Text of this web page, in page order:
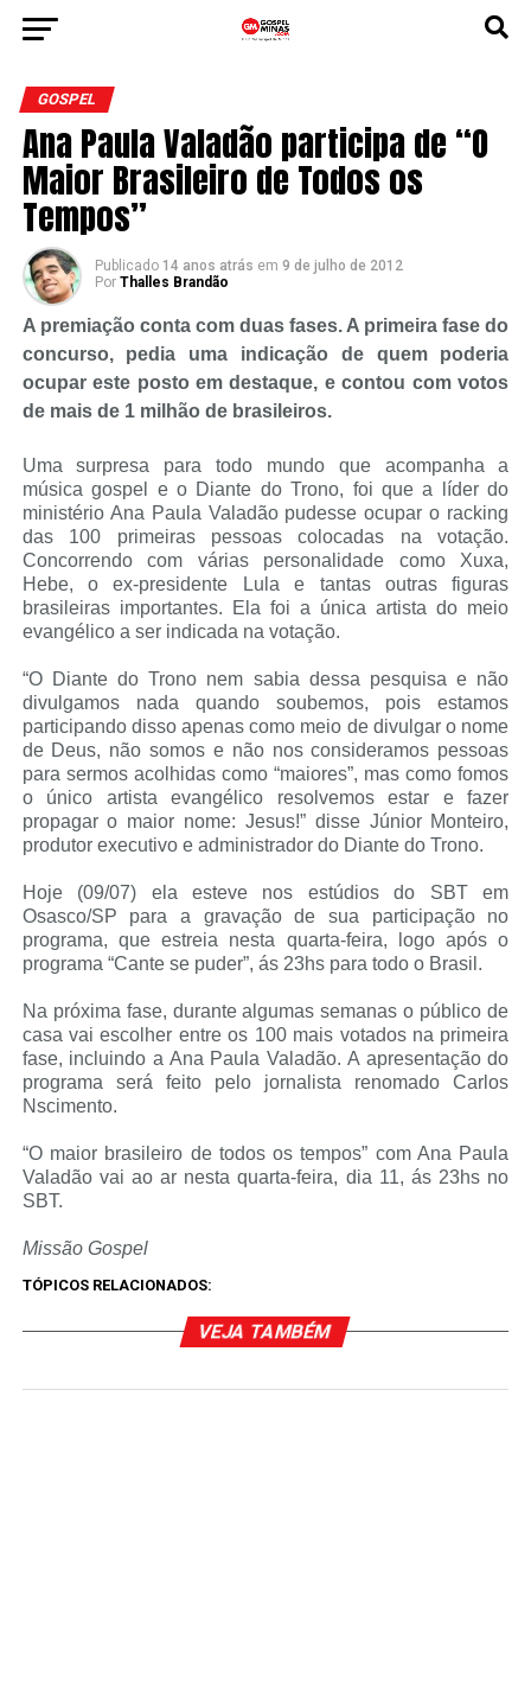
GOSPEL
Ana Paula Valadão participa de “O
Maior Brasileiro de Todos os
Tempos”
Publicado 14 anos atrás em 9 de julho de 2012
Por Thalles Brandão
A premiação conta com duas fases. A primeira fase do
concurso, pedia uma indicação de quem poderia
ocupar este posto em destaque, e contou com votos
de mais de 1 milhão de brasileiros.
Uma surpresa para todo mundo que acompanha a
música gospel e o Diante do Trono, foi que a líder do
ministério Ana Paula Valadão pudesse ocupar o racking
das 100 primeiras pessoas colocadas na votação.
Concorrendo com várias personalidade como Xuxa,
Hebe, o ex-presidente Lula e tantas outras figuras
brasileiras importantes. Ela foi a única artista do meio
evangélico a ser indicada na votação.
“O Diante do Trono nem sabia dessa pesquisa e não
divulgamos nada quando soubemos, pois estamos
participando disso apenas como meio de divulgar o nome
de Deus, não somos e não nos consideramos pessoas
para sermos acolhidas como “maiores”, mas como fomos
o único artista evangélico resolvemos estar e fazer
propagar o maior nome: Jesus!” disse Júnior Monteiro,
produtor executivo e administrador do Diante do Trono.
Hoje (09/07) ela esteve nos estúdios do SBT em
Osasco/SP para a gravação de sua participação no
programa, que estreia nesta quarta-feira, logo após o
programa “Cante se puder”, ás 23hs para todo o Brasil.
Na próxima fase, durante algumas semanas o público de
casa vai escolher entre os 100 mais votados na primeira
fase, incluindo a Ana Paula Valadão. A apresentação do
programa será feito pelo jornalista renomado Carlos
Nscimento.
“O maior brasileiro de todos os tempos” com Ana Paula
Valadão vai ao ar nesta quarta-feira, dia 11, ás 23hs no
SBT.
Missão Gospel
TÓPICOS RELACIONADOS:
VEJA TAMBÉM